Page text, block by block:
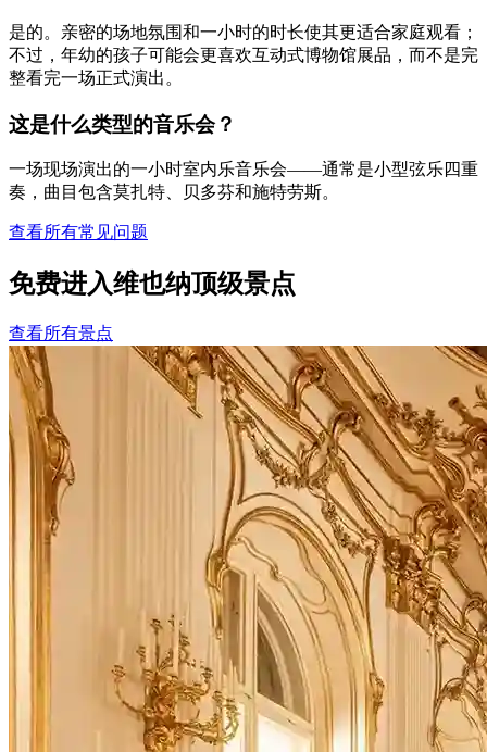
是的。亲密的场地氛围和一小时的时长使其更适合家庭观看；
不过，年幼的孩子可能会更喜欢互动式博物馆展品，而不是完
整看完一场正式演出。
这是什么类型的音乐会？
一场现场演出的一小时室内乐音乐会——通常是小型弦乐四重
奏，曲目包含莫扎特、贝多芬和施特劳斯。
查看所有常见问题
免费进入维也纳顶级景点
查看所有景点